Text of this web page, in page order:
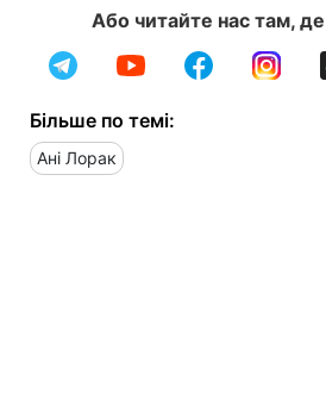
Або читайте нас там,
Більше по темі:
Ані Лорак